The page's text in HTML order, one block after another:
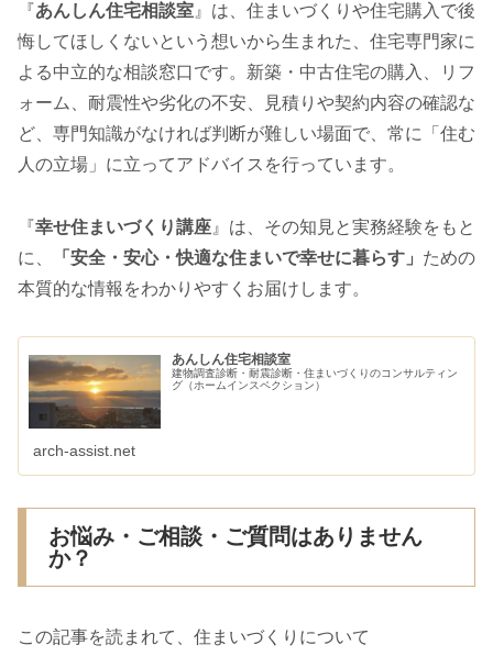
『あんしん住宅相談室』は、住まいづくりや住宅購入で後
悔してほしくないという想いから生まれた、住宅専門家に
よる中立的な相談窓口です。新築・中古住宅の購入、リフ
ォーム、耐震性や劣化の不安、見積りや契約内容の確認な
ど、専門知識がなければ判断が難しい場面で、常に「住む
人の立場」に立ってアドバイスを行っています。
『幸せ住まいづくり講座 』は、その知見と実務経験をもと
に、
「安全・安心・快適な住まいで幸せに暮らす」 ための
本質的な情報をわかりやすくお届けします。
あんしん住宅相談室
建物調査診断・耐震診断・住まいづくりのコンサルティン
グ（ホームインスペクション）
arch-assist.net
お悩み・ご相談・ご質問はありません
か？
この記事を読まれて、住まいづくりについて